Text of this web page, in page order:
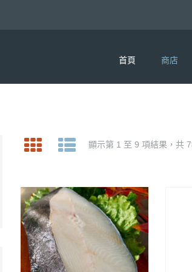
首頁 商店
顯示第 1 至 9 項結果，共